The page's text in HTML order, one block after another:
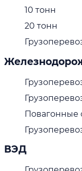
10 тонн
20 тонн
Повагонные
ВЭД